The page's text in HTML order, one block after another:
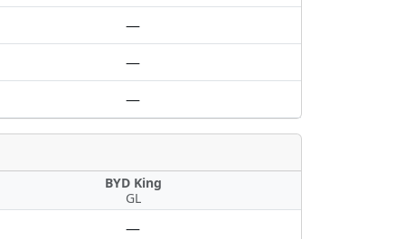
—
—
—
BYD King
GL
—